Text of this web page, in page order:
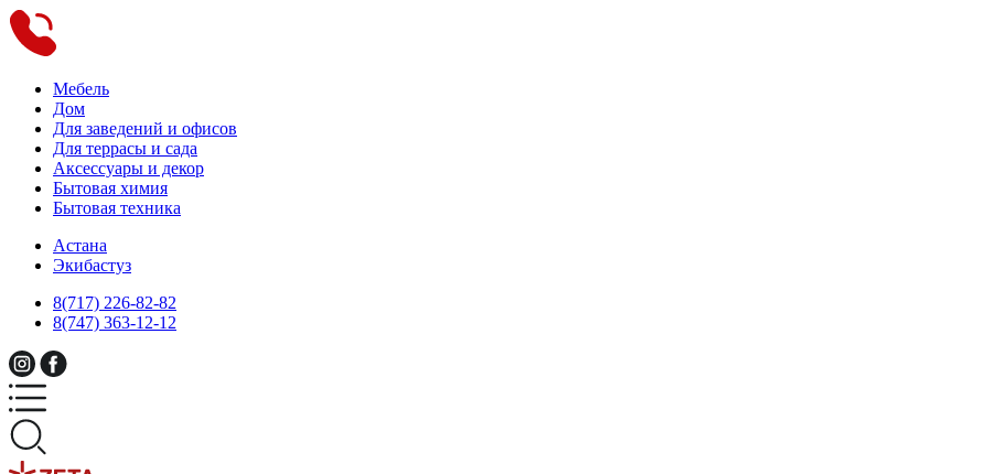
Мебель
Дом
Для заведений и офисов
Для террасы и сада
Аксессуары и декор
Бытовая химия
Бытовая техника
Астана
Экибастуз
8(717) 226-82-82
8(747) 363-12-12